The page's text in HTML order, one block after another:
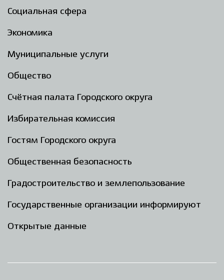
Социальная сфера
Экономика
Муниципальные услуги
Общество
Счётная палата Городского округа
Избирательная комиссия
Гостям Городского округа
Общественная безопасность
Градостроительство и землепользование
Государственные организации информируют
Открытые данные